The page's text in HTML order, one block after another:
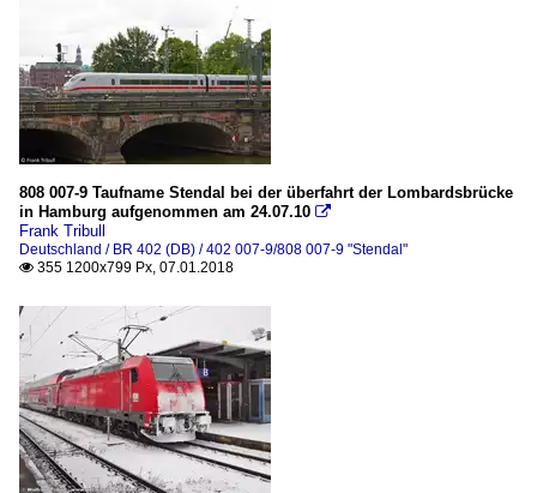
808 007-9 Taufname Stendal bei der überfahrt der Lombardsbrücke
in Hamburg aufgenommen am 24.07.10 
Frank Tribull
Deutschland / BR 402 (DB) / 402 007-9/808 007-9 "Stendal"
 355 1200x799 Px, 07.01.2018